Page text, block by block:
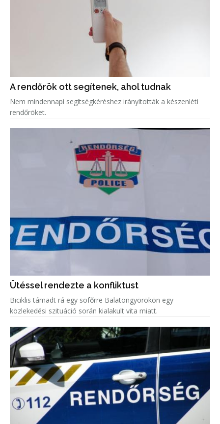
A rendőrök ott segítenek, ahol tudnak
Nem mindennapi segítségkéréshez irányították a készenléti
rendőröket.
Ütéssel rendezte a konfliktust
Biciklis támadt rá egy sofőrre Balatongyörökön egy
közlekedési szituáció során kialakult vita miatt.